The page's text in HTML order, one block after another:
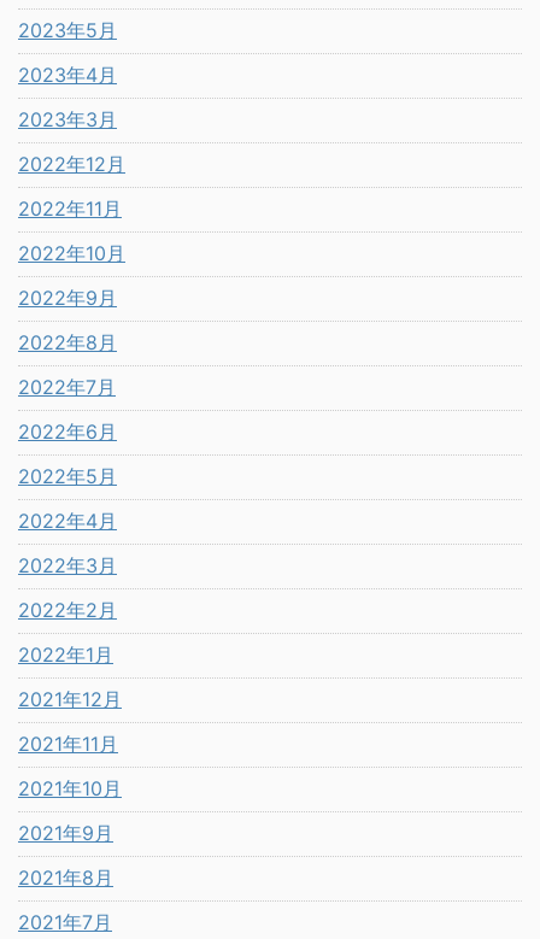
2023年5月
2023年4月
2023年3月
2022年12月
2022年11月
2022年10月
2022年9月
2022年8月
2022年7月
2022年6月
2022年5月
2022年4月
2022年3月
2022年2月
2022年1月
2021年12月
2021年11月
2021年10月
2021年9月
2021年8月
2021年7月